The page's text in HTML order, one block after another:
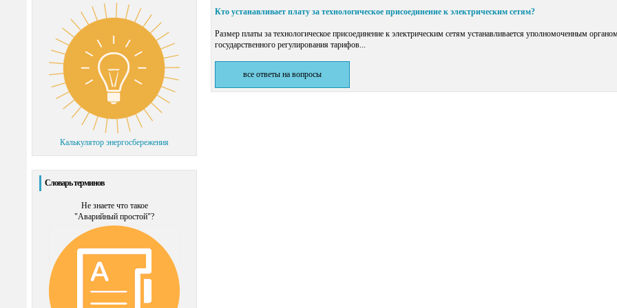
Калькулятор энергосбережения
Словарь терминов
Не знаете что такое
"Аварийный простой"?
Кто устанавливает плату за технологическое присоединение к электрическим сетям?
Размер платы за технологическое присоединение к электрическим сетям устанавливается уполномоченным
государственного регулирования тарифов...
все ответы на вопросы